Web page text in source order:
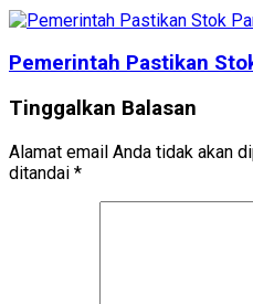
Pemerintah Pastikan
Tinggalkan Balasan
Alamat email Anda tidak akan
ditandai *